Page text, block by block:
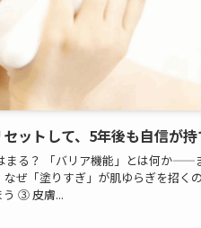
ットして、5年後も自信が
まる？ 「バリア機能」とは何か——
ぜ「塗りすぎ」が肌ゆらぎを招く
う ③ 皮膚...